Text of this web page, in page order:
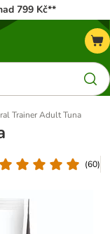
799 Kč**
Trainer Adult Tuna
(60)